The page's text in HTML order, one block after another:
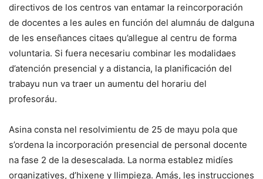
directivos de los centros van entamar la reincorporación
de docentes a les aules en función del alumnáu de dalguna
de les enseñances citaes qu’allegue al centru de forma
voluntaria. Si fuera necesariu combinar les modalidaes
d’atención presencial y a distancia, la planificación del
trabayu nun va traer un aumentu del horariu del
profesoráu.
Asina consta nel resolvimientu de 25 de mayu pola que
s’ordena la incorporación presencial de personal docente
na fase 2 de la desescalada. La norma establez midíes
organizatives, d’hixene y llimpieza. Amás, les instrucciones